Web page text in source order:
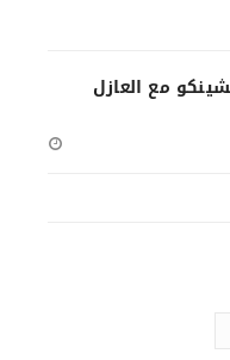
مع العازل